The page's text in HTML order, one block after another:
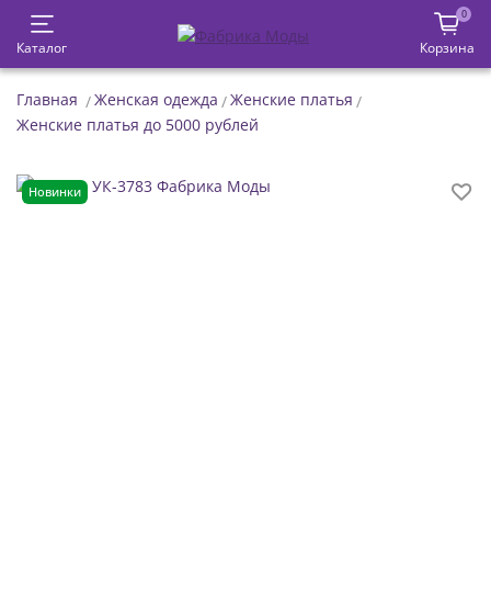
Каталог
0
Корзина
Главная Женская одежда
Женские платья
Женские платья до 5000 рублей
Новинки